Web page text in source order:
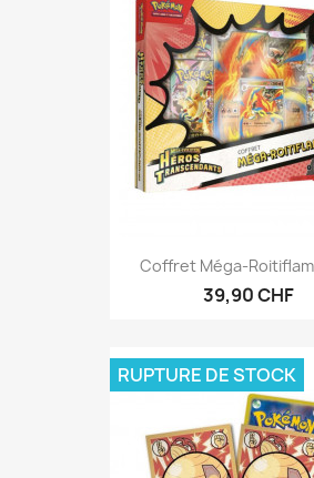
Coffret Méga-Roitiflam
39,90 CHF
RUPTURE DE STOCK